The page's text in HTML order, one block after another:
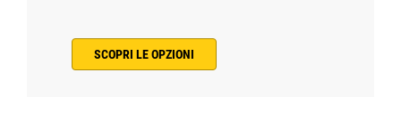
SCOPRI LE OPZIONI